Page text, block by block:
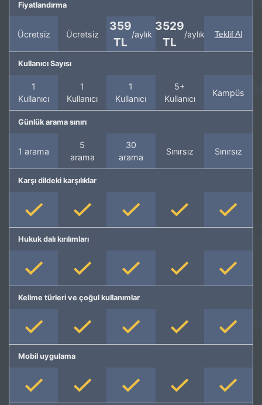
Fiyatlandırma
Ücretsiz Ücretsiz
359
TL
/aylık
3529
TL
/aylık Teklif Al
Kullanıcı Sayısı
1
Kullanıcı
1
Kullanıcı
1
Kullanıcı
5+
Kullanıcı
Kampüs
Günlük arama sınırı
1 arama
5
arama
30
arama
Sınırsız Sınırsız
Karşı dildeki karşılıklar
Hukuk dalı kırılımları
Kelime türleri ve çoğul kullanımlar
Mobil uygulama